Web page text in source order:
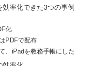
効率化できた3つの事例
化
PDFで配布
、iPadを教務手帳にした